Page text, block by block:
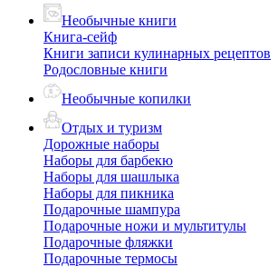
Необычные книги
Книга-сейф
Книги записи кулинарных рецептов
Родословные книги
Необычные копилки
Отдых и туризм
Дорожные наборы
Наборы для барбекю
Наборы для шашлыка
Наборы для пикника
Подарочные шампура
Подарочные ножи и мультитулы
Подарочные фляжки
Подарочные термосы